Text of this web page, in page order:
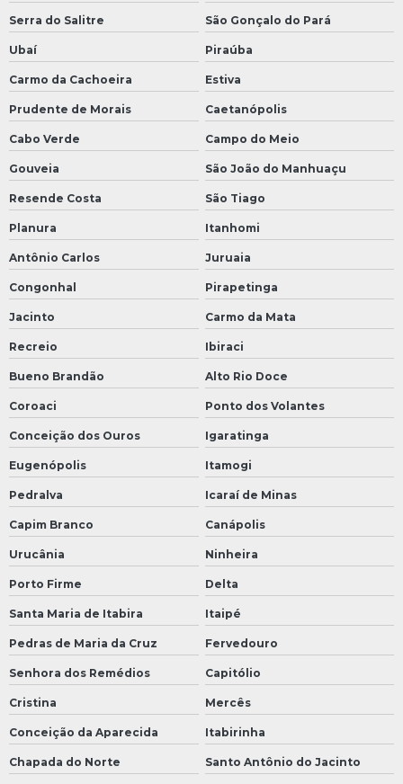
Serra do Salitre São Gonçalo do Pará
Ubaí Piraúba
Carmo da Cachoeira Estiva
Prudente de Morais Caetanópolis
Cabo Verde Campo do Meio
Gouveia São João do Manhuaçu
Resende Costa São Tiago
Planura Itanhomi
Antônio Carlos Juruaia
Congonhal Pirapetinga
Jacinto Carmo da Mata
Recreio Ibiraci
Bueno Brandão Alto Rio Doce
Coroaci Ponto dos Volantes
Conceição dos Ouros Igaratinga
Eugenópolis Itamogi
Pedralva Icaraí de Minas
Capim Branco Canápolis
Urucânia Ninheira
Porto Firme Delta
Santa Maria de Itabira Itaipé
Pedras de Maria da Cruz Fervedouro
Senhora dos Remédios Capitólio
Cristina Mercês
Conceição da Aparecida Itabirinha
Chapada do Norte Santo Antônio do Jacinto